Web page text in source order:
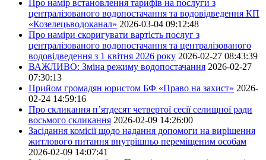
Про намір встановлення тарифів на послуги з
централізованого водопостачання та водовідведення КП
«Козелецьводоканал» 2026-03-04 09:12:48
Про наміри скоригувати вартість послуг з
централізованого водопостачання та централізованого
водовідведення з 1 квітня 2026 року 2026-02-27 08:43:39
ВАЖЛИВО: Зміна режиму водопостачання 2026-02-27
07:30:13
Прийом громадян юристом БФ «Право на захист» 2026-
02-24 14:59:16
Про скликання п’ятдесят четвертої сесії селищної ради
восьмого скликання 2026-02-09 14:26:00
Засідання комісії щодо надання допомоги на вирішення
житлового питання внутрішньо переміщеним особам
2026-02-09 14:07:41